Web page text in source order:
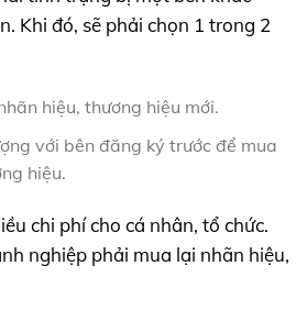
Khi đó, sẽ phải chọn 1 trong 2
hiệu, thương hiệu mới.
với bên đăng ký trước để mua
hiệu.
chi phí cho cá nhân, tổ chức.
nghiệp phải mua lại nhãn hiệu,